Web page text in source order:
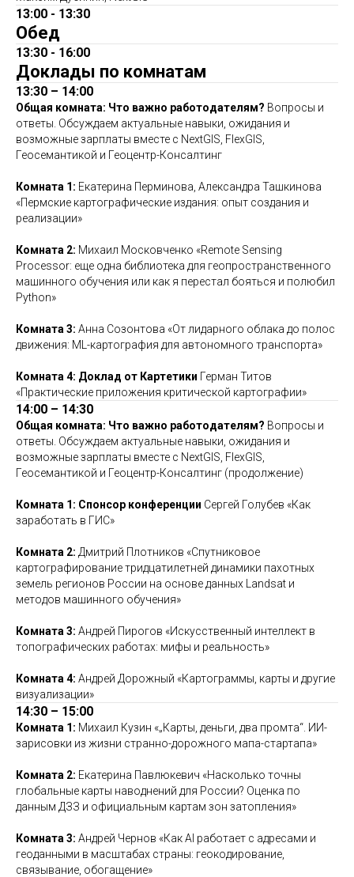
13:00 - 13:30
Обед
13:30 - 16:00
Доклады по комнатам
13:30 – 14:00
Общая комната: Что важно работодателям? Вопросы и
ответы. Обсуждаем актуальные навыки, ожидания и
возможные зарплаты вместе с NextGIS, FlexGIS,
Геосемантикой и Геоцентр-Консалтинг
Комната 1: Екатерина Перминова, Александра Ташкинова
«Пермские картографические издания: опыт создания и
реализации»
Комната 2: Михаил Московченко «Remote Sensing
Processor: еще одна библиотека для геопространственного
машинного обучения или как я перестал бояться и полюбил
Python»
Комната 3: Анна Созонтова «От лидарного облака до полос
движения: ML-картография для автономного транспорта»
Комната 4: Доклад от Картетики Герман Титов
«Практические приложения критической картографии»
14:00 – 14:30
Общая комната: Что важно работодателям? Вопросы и
ответы. Обсуждаем актуальные навыки, ожидания и
возможные зарплаты вместе с NextGIS, FlexGIS,
Геосемантикой и Геоцентр-Консалтинг (продолжение)
Комната 1: Спонсор конференции Сергей Голубев «Как
заработать в ГИС»
Комната 2: Дмитрий Плотников «Спутниковое
картографирование тридцатилетней динамики пахотных
земель регионов России на основе данных Landsat и
методов машинного обучения»
Комната 3: Андрей Пирогов «Искусственный интеллект в
топографических работах: мифы и реальность»
Комната 4: Андрей Дорожный «Картограммы, карты и другие
визуализации»
14:30 – 15:00
Комната 1: Михаил Кузин «„Карты, деньги, два промта“. ИИ-
зарисовки из жизни странно-дорожного мапа-стартапа»
Комната 2: Екатерина Павлюкевич «Насколько точны
глобальные карты наводнений для России? Оценка по
данным ДЗЗ и официальным картам зон затопления»
Комната 3: Андрей Чернов «Как AI работает с адресами и
геоданными в масштабах страны: геокодирование,
связывание, обогащение»